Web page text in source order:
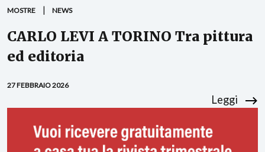
MOSTRE NEWS
CARLO LEVI A TORINO Tra pittura
ed editoria
27 FEBBRAIO 2026
Leggi